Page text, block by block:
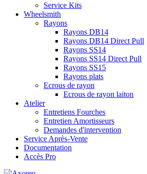
Service Kits
Wheelsmith
Rayons
Rayons DB14
Rayons DB14 Direct Pull
Rayons SS14
Rayons SS14 Direct Pull
Rayons SS15
Rayons plats
Ecrous de rayon
Ecrous de rayon laiton
Atelier
Entretiens Fourches
Entretien Amortisseurs
Demandes d'intervention
Service Après-Vente
Documentation
Accès Pro